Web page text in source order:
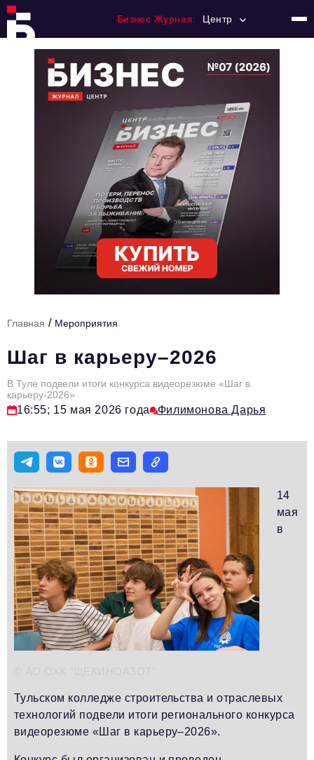
Бизнес Журнал: Центр
Регулирование
Премия "Тульский Бизнес"
История тульского предпринимательства
Тема номера
HR
Персона номера
Инфраструктура развития
Технологии и тренды
Туризм
Импортозамещение
Мероприятия
Авторские материалы
Видео
Телефон редакции:+7 495 727-01-67
info@business-magazine.online
Отдел рекламы
reklama@business-magazine.online
Главная / Мероприятия
Шаг в карьеру–2026
В Туле подвели итоги конкурса видеорезюме «Шаг в
карьеру-2026»
16:55; 15 мая 2026 года Филимонова Дарья
14
мая
в
Тульском колледже строительства и отраслевых
технологий подвели итоги регионального конкурса
видеорезюме «Шаг в карьеру–2026».